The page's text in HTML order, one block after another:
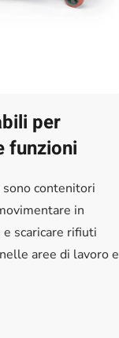
per
funzioni
contenitori
in
scaricare rifiuti
aree di lavoro e